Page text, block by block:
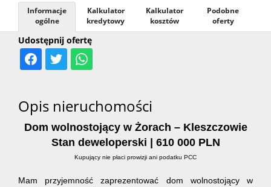
Udostępnij ofertę
Informacje
ogólne
Kalkulator
kredytowy
Kalkulator
kosztów
Podobne
oferty
Opis nieruchomości
Dom wolnostojący w Żorach – Kleszczowie
Stan deweloperski | 610 000 PLN
Kupujący nie płaci prowizji ani podatku PCC
Mam przyjemność zaprezentować dom wolnostojący w